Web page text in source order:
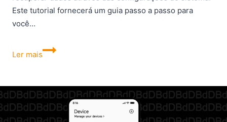
Este tutorial fornecerá um guia passo a passo para
você…
Ler mais
Como
no
celular